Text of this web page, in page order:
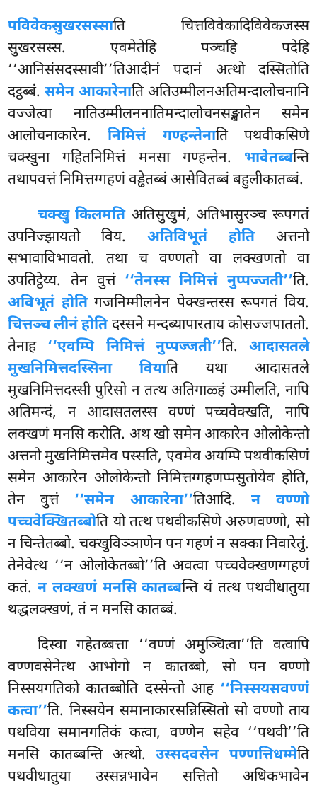
पविवेकसुखरसस्साति चित्तविवेकादिविवेकजस्स
सुखरसस्स. एवमेतेहि पञ्चहि पदेहि
‘‘आनिसंसदस्सावी’’तिआदीनं पदानं अत्थो दस्सितोति
दट्ठब्बं.समेन आकारेनाति अतिउम्मीलनअतिमन्दालोचनानि
वज्जेत्वा नातिउम्मीलननातिमन्दालोचनसङ्खातेन समेन
आलोचनाकारेन.निमित्तं गण्हन्तेनाति पथवीकसिणे
चक्खुना गहितनिमित्तं मनसा गण्हन्तेन. भावेतब्बन्ति
तथापवत्तं निमित्तग्गहणं वड्ढेतब्बं आसेवितब्बं बहुलीकातब्बं.
चक्खु किलमतिअतिसुखुमं, अतिभासुरञ्च रूपगतं
उपनिज्झायतो विय. अतिविभूतं होतिअत्तनो
सभावाविभावतो. तथा च वण्णतो वा लक्खणतो वा
उपतिट्ठेय्य. तेन वुत्तं ‘‘तेनस्स निमित्तं नुप्पज्जती’’ति.
अविभूतं होतिगजनिम्मीलनेन पेक्खन्तस्स रूपगतं विय.
चित्तञ्च लीनं होतिदस्सने मन्दब्यापारताय कोसज्जपाततो.
तेनाह ‘‘एवम्पि निमित्तं नुप्पज्जती’’ति. आदासतले
मुखनिमित्तदस्सिना वियाति यथा आदासतले
मुखनिमित्तदस्सी पुरिसो न तत्थ अतिगाळ्हं उम्मीलति, नापि
अतिमन्दं, न आदासतलस्स वण्णं पच्चवेक्खति, नापि
लक्खणं मनसि करोति. अथ खो समेन आकारेन ओलोकेन्तो
अत्तनो मुखनिमित्तमेव पस्सति, एवमेव अयम्पि पथवीकसिणं
समेन आकारेन ओलोकेन्तो निमित्तग्गहणप्पसुतोयेव होति,
तेन वुत्तं ‘‘समेन आकारेना’’तिआदि. न वण्णो
पच्चवेक्खितब्बोति यो तत्थ पथवीकसिणे अरुणवण्णो, सो
न चिन्तेतब्बो. चक्खुविञ्ञाणेन पन गहणं न सक्का निवारेतुं.
तेनेवेत्थ ‘‘न ओलोकेतब्बो’’तिअवत्वा पच्चवेक्खणग्गहणं
कतं.न लक्खणं मनसि कातब्बन्ति यं तत्थ पथवीधातुया
थद्धलक्खणं, तं न मनसि कातब्बं.
दिस्वा गहेतब्बत्ता ‘‘वण्णं अमुञ्चित्वा’’ति वत्वापि
वण्णवसेनेत्थ आभोगो न कातब्बो, सो पन वण्णो
निस्सयगतिको कातब्बोति दस्सेन्तो आह ‘‘निस्सयसवण्णं
कत्वा’’ति. निस्सयेन समानाकारसन्निस्सितो सो वण्णो ताय
पथविया समानगतिकं कत्वा, वण्णेन सहेव ‘‘पथवी’’ति
मनसि कातब्बन्ति अत्थो.उस्सदवसेन पण्णत्तिधम्मेति
पथवीधातुया उस्सन्नभावेन सत्तितो अधिकभावेन